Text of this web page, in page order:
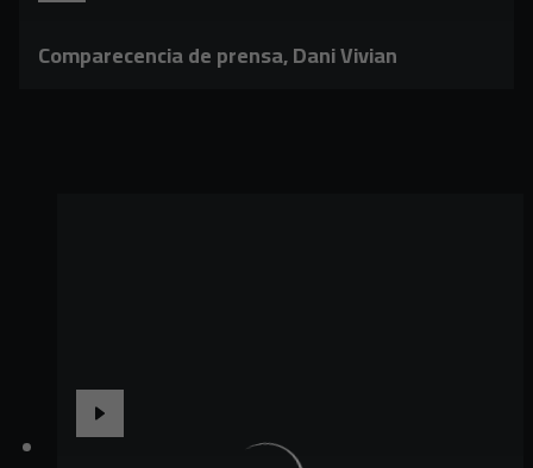
Comparecencia de prensa, Dani Vivian